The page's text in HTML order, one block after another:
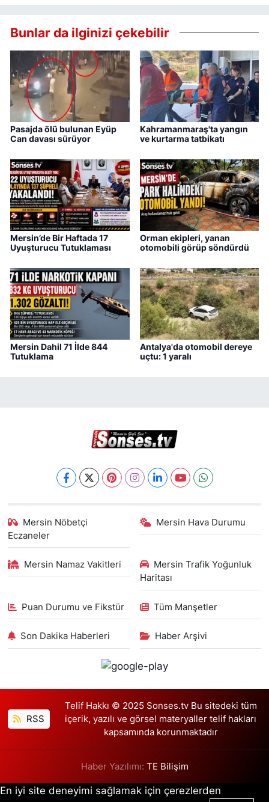
Bunlar da ilginizi çekebilir
Pasajda ölü bulunan Eyüp
Can davası sürüyor
Kahramanmaraş'ta yangın
ve kurtarma tatbikatı
Mersin’de Bir Haftada 17
Uyuşturucu Tutuklaması
Orman ekipleri, yanan
otomobili görüp söndürdü
Mersin Dahil 71 İlde 844
Tutuklama
Antalya'da otomobil dereye
uçtu: 1 yaralı
Mersin Nöbetçi
Eczaneler
Mersin Hava Durumu
Mersin Namaz Vakitleri
Mersin Trafik Yoğunluk
Haritası
Puan Durumu ve Fikstür Tüm Manşetler
Son Dakika Haberleri Haber Arşivi
RSS
Telif Hakkı © 2025 Sonses.tv Bu sitedeki tüm
içerik, yazılı ve görsel materyaller telif hakları
kapsamında korunmaktadır
Haber Yazılımı: TE Bilişim
En iyi site deneyimi sağlamak için çerezlerden